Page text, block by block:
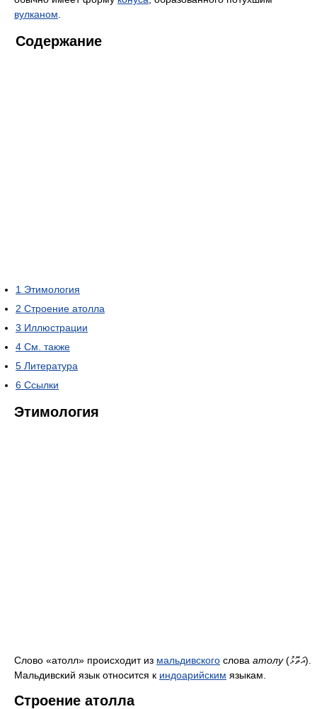
вулканом
Содержание
1 Этимология
2 Строение атолла
3 Иллюстрации
4 См. также
5 Литература
6 Ссылки
Этимология
Слово «атолл» происходит из мальдивского слова атолу(އަތޮޅު).
Мальдивский язык относится к индоарийским языкам.
Строение атолла